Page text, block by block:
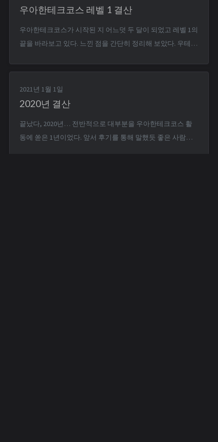
우아한테크코스 레벨 1 결산
우아한테크코스가 시작된 지 어느덧 두 달이 되었고 레벨 1의
끝을 바라보고 있다. 느낀 점을 간단히 정리해 보았다. 우테코
밍’으로 진행하는 문자열 계산기 만들기와 6명 팀으로 진행하
는 연극이었다. 먼저 페어 프로그래밍은 두 명이 1대의 컴퓨
터로 돌아가면서 코드를 짜는 것인데, 처음이다 보니 ...
2021년 1월 1일
2020년 결산
끝났다, 2020년… 전반적으로 대부분을 우아한테크코스 활
동에 쏟은 1년이었다. 앞서 후기를 통해 말했듯 좋은 사람들